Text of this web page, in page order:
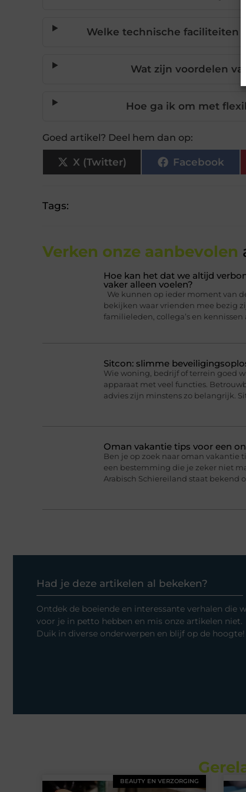
Welke technische faciliteiten
Wat zijn voordelen
Hoe ga ik om met
Goed artikel? Deel hem dan op:
X (Twitter) Facebook
Tags:
Verken onze aanbevolen
Hoe kan het dat we altijd
vaker alleen voelen?
We kunnen op ieder moment van
bekijken waar vrienden mee bezig
familieleden, collega’s en
Sitcon: slimme
Wie woning, bedrijf of terrein goed
apparaat met veel functies.
advies zijn minstens zo belangrijk.
Oman vakantie tips voor een
Ben je op zoek naar oman vakantie
een bestemming die je zeker niet
Arabisch Schiereiland staat bekend
Had je deze artikelen al bekeken?
Ontdek de boeiende en interessante verhalen die
voor je in petto hebben en mis onze artikelen niet.
Duik in diverse onderwerpen en blijf op de hoogte!
BEAUTY EN VERZORGING